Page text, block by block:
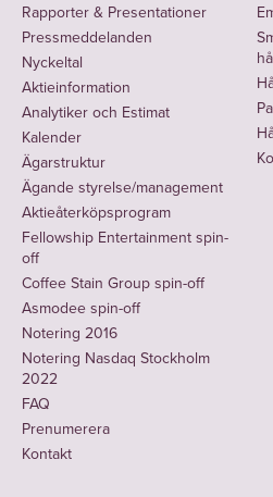
Rapporter & Presentationer
Pressmeddelanden
Nyckeltal
Aktieinformation
Analytiker och Estimat
Kalender
Ägarstruktur
Ägande styrelse/management
Aktieåterköpsprogram
Fellowship Entertainment spin-
off
Coffee Stain Group spin-off
Asmodee spin-off
Notering 2016
Notering Nasdaq Stockholm
2022
FAQ
Prenumerera
Kontakt